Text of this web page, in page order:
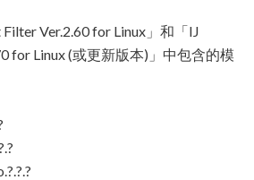
Ver.2.60 for Linux」和「IJ
for Linux (或更新版本)」中包含的模